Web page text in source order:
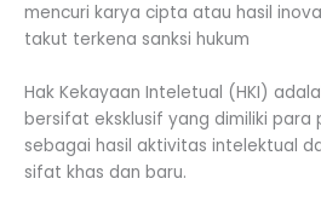
mencuri karya cipta atau hasil
takut terkena sanksi hukum
Hak Kekayaan Inteletual (HKI)
bersifat eksklusif yang dimiliki
sebagai hasil aktivitas intelektual
sifat khas dan baru.